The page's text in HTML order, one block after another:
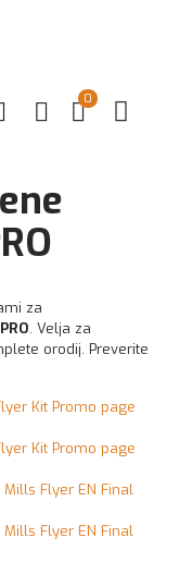
0
za
. Velja za
orodij. Preverite